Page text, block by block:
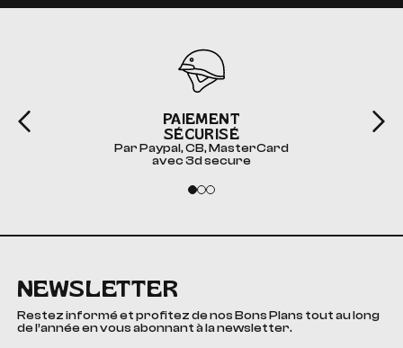
PAIEMENT
SÉCURISÉ
Par Paypal, CB, MasterCard
avec 3d secure
NEWSLETTER
Restez informé et profitez de nos Bons Plans tout au long
de l’année en vous abonnant à la newsletter.